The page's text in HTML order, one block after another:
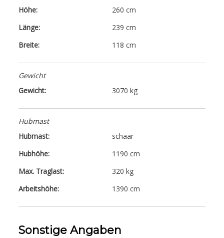
Höhe:
260 cm
Länge:
239 cm
Breite:
118 cm
Gewicht
Gewicht:
3070 kg
Hubmast
Hubmast:
schaar
Hubhöhe:
1190 cm
Max. Traglast:
320 kg
Arbeitshöhe:
1390 cm
Sonstige Angaben